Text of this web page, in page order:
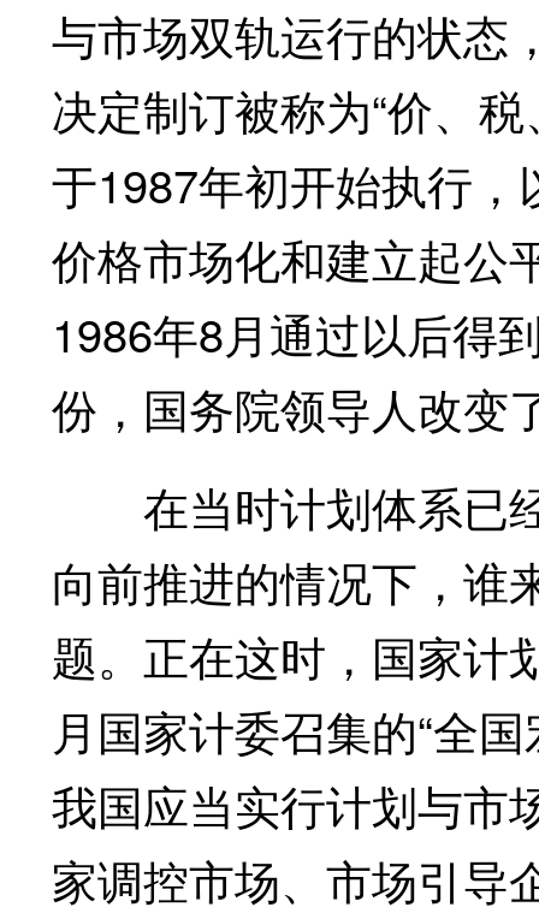
与市场双轨运行的状态
决定制订被称为“价、
于1987年初开始执行
价格市场化和建立起公
1986年8月通过以后得
份，国务院领导人改变
在当时计划体系已
向前推进的情况下，谁
题。正在这时，国家计
月国家计委召集的“全
我国应当实行计划与市
家调控市场、市场引导